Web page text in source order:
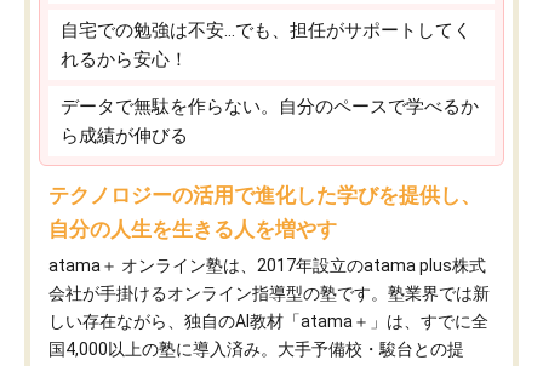
自宅での勉強は不安…でも、担任がサポートしてく
れるから安心！
データで無駄を作らない。自分のペースで学べるか
ら成績が伸びる
テクノロジーの活用で進化した学びを提供し、
自分の人生を生きる人を増やす
atama＋ オンライン塾は、2017年設立のatama plus株式
会社が手掛けるオンライン指導型の塾です。塾業界では新
しい存在ながら、独自のAI教材「atama＋」は、すでに全
国4,000以上の塾に導入済み。大手予備校・駿台との提